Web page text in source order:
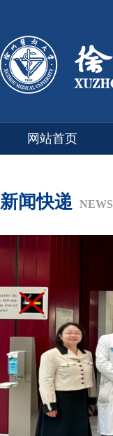
网站首页
新闻快递 NEWS